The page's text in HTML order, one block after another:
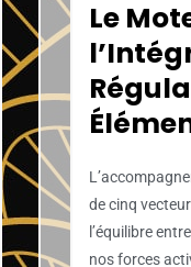
Le
de cinq
l’équilibre
nos forces